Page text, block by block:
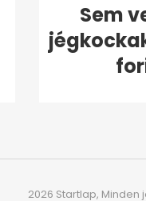
Sem
2026 Startlap, Minden